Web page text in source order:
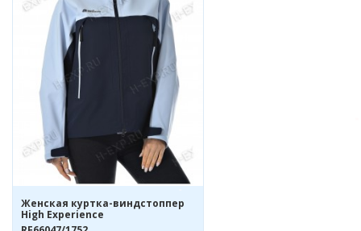
Женская куртка-виндстоппер
High Experience